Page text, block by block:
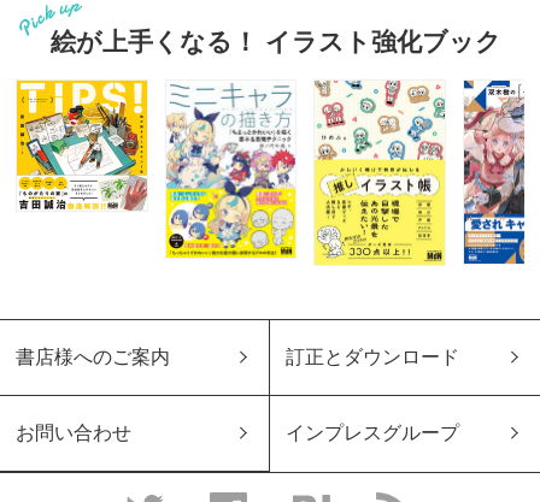
絵が上手くなる！ イラスト強化ブック
書店様へのご案内 訂正とダウンロード
お問い合わせ インプレスグループ